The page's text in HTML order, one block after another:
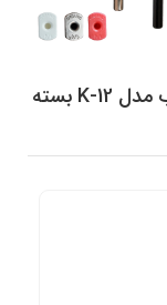
کورکن اتصالات دستگاه تصفیه کننده آب مدل K-12 بسته